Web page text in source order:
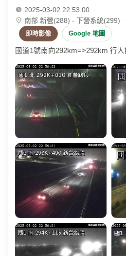
2025-03-02 22:53:00
·
南部 新營(288) - 下營系統(299)
·
即時影像 Google 地圖
國道1號南向292km=>292km 行人